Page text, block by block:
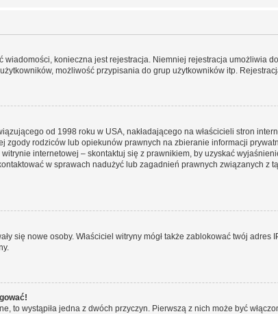
wiadomości, konieczna jest rejestracja. Niemniej rejestracja umożliwia
możliwość przypisania do grup użytkowników itp.
od 1998 roku w USA, nakładającego na właścicieli stron
zgody rodziców lub opiekunów prawnych na zbieranie informacji
internetowej – skontaktuj się z prawnikiem, by uzyskać
w sprawach nadużyć lub zagadnień prawnych związanych z
się nowe osoby. Właściciel witryny mógł także zablokować twój
to wystąpiła jedna z dwóch przyczyn. Pierwszą z nich może być